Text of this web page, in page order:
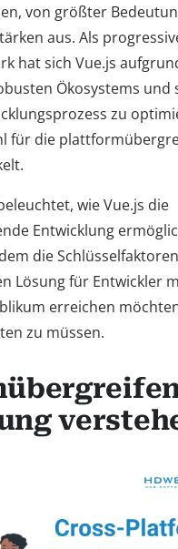
von größter
aus. Als
hat sich Vue.js
Ökosystems und
zu
für die
wie Vue.js die
Entwicklung
die
Lösung für Entwickler
erreichen
zu müssen.